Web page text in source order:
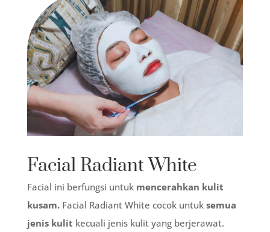
Facial Radiant White
Facial ini berfungsi untuk mencerahkan kulit
kusam.Facial Radiant White cocok untuk semua
jenis kulit kecuali jenis kulit yang berjerawat.